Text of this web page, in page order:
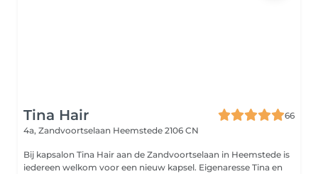
Tina Hair
66
4a, Zandvoortselaan Heemstede 2106 CN
Bij kapsalon Tina Hair aan de Zandvoortselaan in Heemstede is
iedereen welkom voor een nieuw kapsel. Eigenaresse Tina en